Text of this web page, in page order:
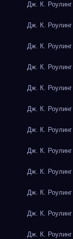
Дж. К.
Дж. К.
Дж. К.
Дж. К.
Дж. К.
Дж. К.
Дж. К.
Дж. К.
Дж. К.
Дж. К.
Дж. К.
Дж. К.